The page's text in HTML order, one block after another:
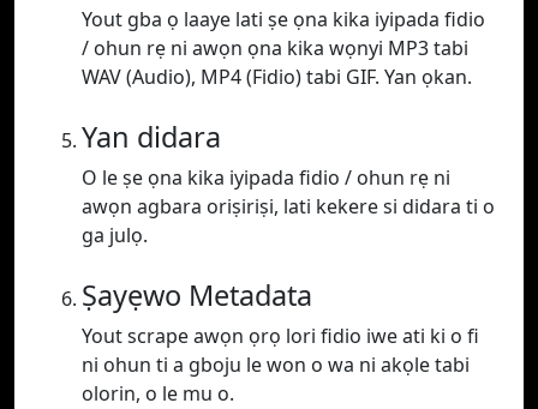
Yout gba ọ laaye lati ṣe ọna kika iyipada fidio
/ ohun rẹ ni awọn ọna kika wọnyi MP3 tabi
WAV (Audio), MP4 (Fidio) tabi GIF. Yan ọkan.
Yan didara
O le ṣe ọna kika iyipada fidio / ohun rẹ ni
awọn agbara oriṣiriṣi, lati kekere si didara ti o
ga julọ.
Ṣayẹwo Metadata
Yout scrape awọn ọrọ lori fidio iwe ati ki o fi
ni ohun ti a gboju le won o wa ni akọle tabi
olorin, o le mu o.